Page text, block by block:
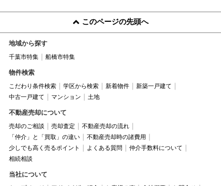
このページの先頭へ
地域から探す
千葉市特集 船橋市特集
物件検索
こだわり条件検索 学区から検索 新着物件
新築一戸建て
中古一戸建て
マンション 土地
不動産売却について
売却のご相談 売却査定
不動産売却の流れ
「仲介」と「買取」の違い
不動産売却時の諸費用
少しでも高く売るポイント
よくある質問
仲介手数料について
相続相談
当社について